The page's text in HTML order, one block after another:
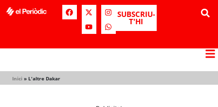
SUBSCRIU-
T'HI
Inici » L'altre Dakar